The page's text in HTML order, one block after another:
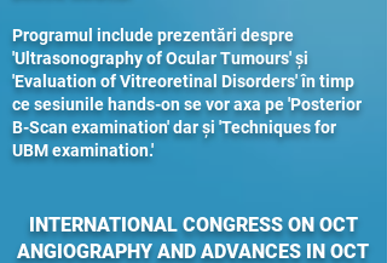
Programul include prezentări despre
'Ultrasonography of Ocular Tumours' și
'Evaluation of Vitreoretinal Disorders' în timp
ce sesiunile hands-on se vor axa pe 'Posterior
B-Scan examination' dar și 'Techniques for
UBM examination.'
INTERNATIONAL CONGRESS ON OCT
ANGIOGRAPHY AND ADVANCES IN OCT